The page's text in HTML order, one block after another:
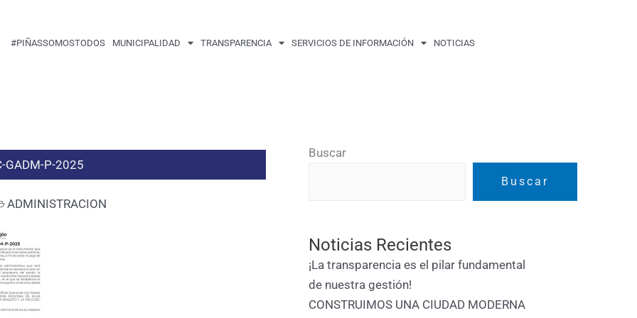
#PIÑASSOMOSTODOS MUNICIPALIDAD TRANSPARENCIA SERVICIOS DE INFORMACIÓN NOTICIAS
GADM-P-2025
ADMINISTRACION
Buscar
Buscar
Noticias Recientes
¡La transparencia es el pilar fundamental
de nuestra gestión!
CONSTRUIMOS UNA CIUDAD MODERNA